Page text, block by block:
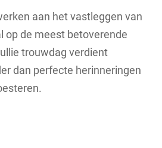
aan het vastleggen van
op de meest betoverende
trouwdag verdient
dan perfecte herinneringen